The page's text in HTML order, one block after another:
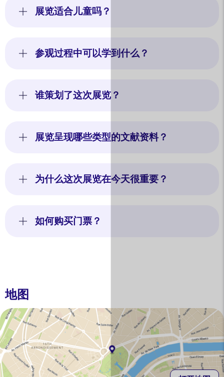
展览适合儿童吗？
参观过程中可以学到什么？
谁策划了这次展览？
展览呈现哪些类型的文献资料？
为什么这次展览在今天很重要？
如何购买门票？
地图